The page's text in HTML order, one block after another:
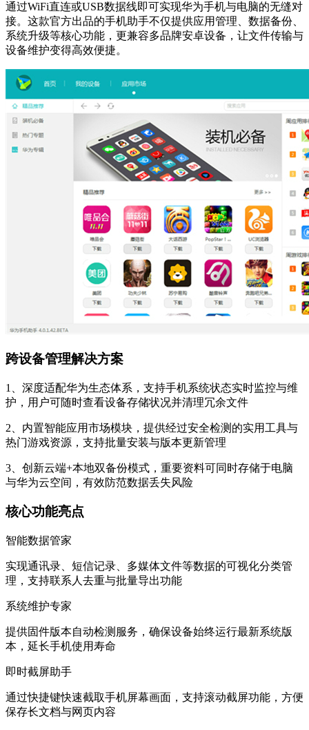
通过WiFi直连或USB数据线即可实现华为手机与电脑的无缝对
接。这款官方出品的手机助手不仅提供应用管理、数据备份、
系统升级等核心功能，更兼容多品牌安卓设备，让文件传输与
设备维护变得高效便捷。
跨设备管理解决方案
1、深度适配华为生态体系，支持手机系统状态实时监控与维
护，用户可随时查看设备存储状况并清理冗余文件
2、内置智能应用市场模块，提供经过安全检测的实用工具与
热门游戏资源，支持批量安装与版本更新管理
3、创新云端+本地双备份模式，重要资料可同时存储于电脑
与华为云空间，有效防范数据丢失风险
核心功能亮点
智能数据管家
实现通讯录、短信记录、多媒体文件等数据的可视化分类管
理，支持联系人去重与批量导出功能
系统维护专家
提供固件版本自动检测服务，确保设备始终运行最新系统版
本，延长手机使用寿命
即时截屏助手
通过快捷键快速截取手机屏幕画面，支持滚动截屏功能，方便
保存长文档与网页内容